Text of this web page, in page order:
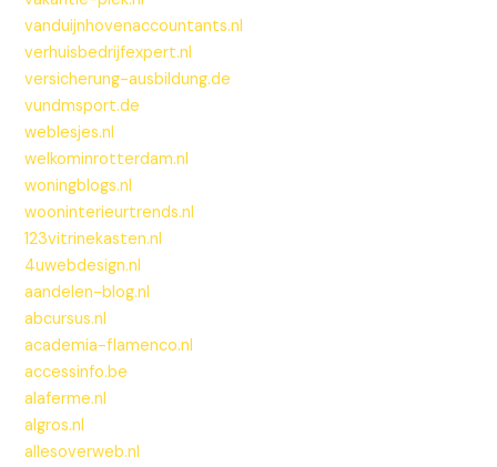
vanduijnhovenaccountants.nl
verhuisbedrijfexpert.nl
versicherung-ausbildung.de
vundmsport.de
weblesjes.nl
welkominrotterdam.nl
woningblogs.nl
wooninterieurtrends.nl
123vitrinekasten.nl
4uwebdesign.nl
aandelen-blog.nl
abcursus.nl
academia-flamenco.nl
accessinfo.be
alaferme.nl
algros.nl
allesoverweb.nl